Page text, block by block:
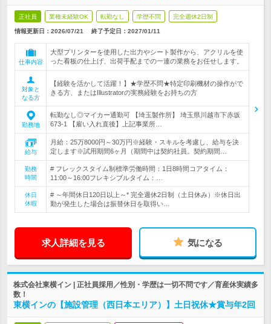
正社員 業種未経験OK 転勤なし 学歴不問 完全週休2日制
情報更新日：2026/07/21 終了予定日： 2027/01/11
仕事内容
大型プリンターを使用した出力やシート製作から、アクリルを使
った看板の仕上げ、出荷手配までの一連の業務をお任せします。
対象と
なる方
【経験を活かして活躍！】★学歴不問★特定印刷機材の操作がで
きる方、またはIllustratorの実務経験をお持ちの方
勤務地
転勤なし◎マイカー通勤可 【埼玉製作所】 埼玉県川越市下赤坂
673-1 【雇い入れ直後】上記事業所…
給与
月給：25万8000円～30万円※経験・スキルを考慮し、給与を決
定します※試用期間6ヶ月（期間中は契約社員。契約期間…
勤務
時間
# フレックスタイム制標準労働時間：1日8時間コアタイム：
11:00～16:00フレキシブルタイム：…
休日
休暇
# ～年間休日120日以上～* 完全週休2日制（土日休み）※休日出
勤が発生した場合は振替休日を取得い…
求人詳細を見る 気になる
株式会社東横イン | 正社員採用／性別・学歴は一切不問です／育産休実績多
数！
東横インの【施設管理（西日本エリア）】土日祝休★賞与年2回